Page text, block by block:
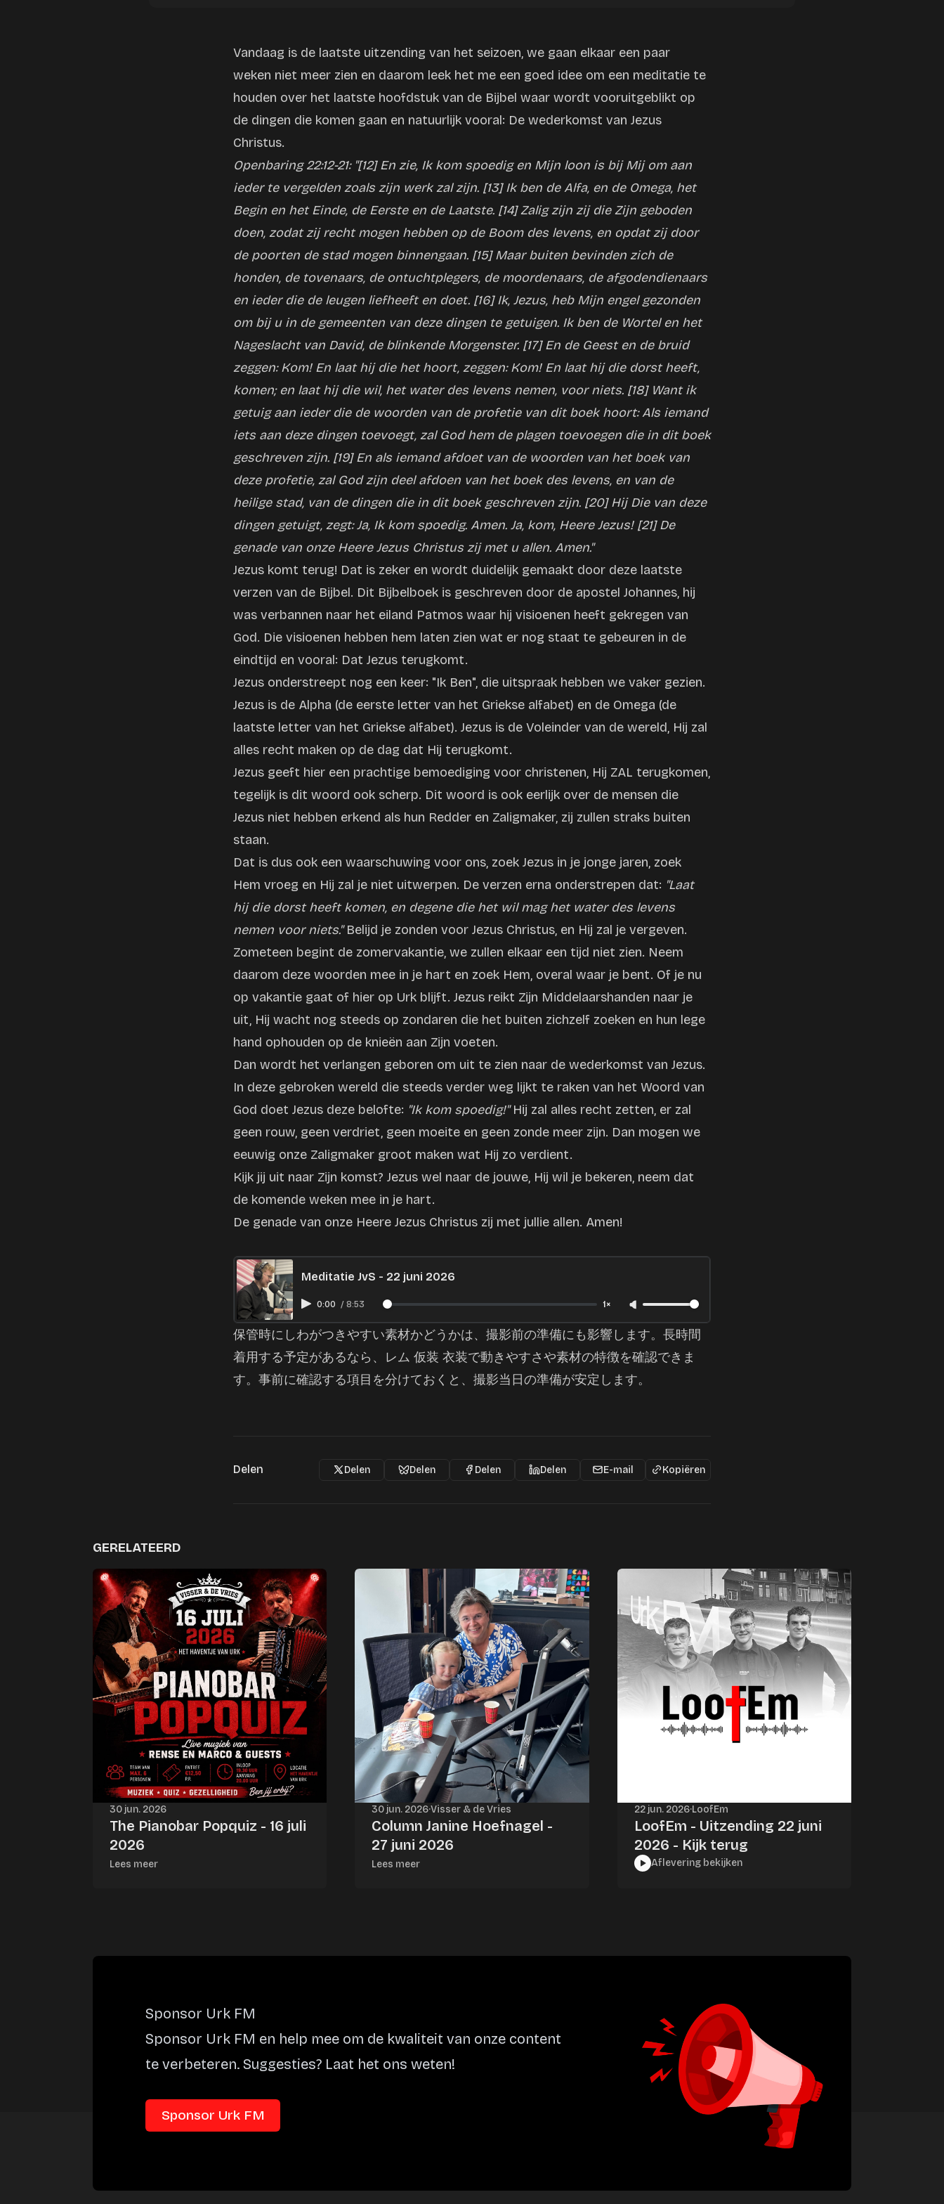
Vandaag is de laatste uitzending van het seizoen, we gaan elkaar een paar
weken niet meer zien en daarom leek het me een goed idee om een meditatie te
houden over het laatste hoofdstuk van de Bijbel waar wordt vooruitgeblikt op
de dingen die komen gaan en natuurlijk vooral: De wederkomst van Jezus
Christus.
Openbaring 22:12-21: "[12] En zie, Ik kom spoedig en Mijn loon is bij Mij om aan
ieder te vergelden zoals zijn werk zal zijn. [13] Ik ben de Alfa, en de Omega, het
Begin en het Einde, de Eerste en de Laatste. [14] Zalig zijn zij die Zijn geboden
doen, zodat zij recht mogen hebben op de Boom des levens, en opdat zij door
de poorten de stad mogen binnengaan. [15] Maar buiten bevinden zich de
honden, de tovenaars, de ontuchtplegers, de moordenaars, de afgodendienaars
en ieder die de leugen liefheeft en doet. [16] Ik, Jezus, heb Mijn engel gezonden
om bij u in de gemeenten van deze dingen te getuigen. Ik ben de Wortel en het
Nageslacht van David, de blinkende Morgenster. [17] En de Geest en de bruid
zeggen: Kom! En laat hij die het hoort, zeggen: Kom! En laat hij die dorst heeft,
komen; en laat hij die wil, het water des levens nemen, voor niets. [18] Want ik
getuig aan ieder die de woorden van de profetie van dit boek hoort: Als iemand
iets aan deze dingen toevoegt, zal God hem de plagen toevoegen die in dit boek
geschreven zijn. [19] En als iemand afdoet van de woorden van het boek van
deze profetie, zal God zijn deel afdoen van het boek des levens, en van de
heilige stad, van de dingen die in dit boek geschreven zijn. [20] Hij Die van deze
dingen getuigt, zegt: Ja, Ik kom spoedig. Amen. Ja, kom, Heere Jezus! [21] De
genade van onze Heere Jezus Christus zij met u allen. Amen."
Jezus komt terug! Dat is zeker en wordt duidelijk gemaakt door deze laatste
verzen van de Bijbel. Dit Bijbelboek is geschreven door de apostel Johannes, hij
was verbannen naar het eiland Patmos waar hij visioenen heeft gekregen van
God. Die visioenen hebben hem laten zien wat er nog staat te gebeuren in de
eindtijd en vooral: Dat Jezus terugkomt.
Jezus onderstreept nog een keer: "Ik Ben", die uitspraak hebben we vaker gezien.
Jezus is de Alpha (de eerste letter van het Griekse alfabet) en de Omega (de
laatste letter van het Griekse alfabet). Jezus is de Voleinder van de wereld, Hij zal
alles recht maken op de dag dat Hij terugkomt.
Jezus geeft hier een prachtige bemoediging voor christenen, Hij ZAL terugkomen,
tegelijk is dit woord ook scherp. Dit woord is ook eerlijk over de mensen die
Jezus niet hebben erkend als hun Redder en Zaligmaker, zij zullen straks buiten
staan.
Dat is dus ook een waarschuwing voor ons, zoek Jezus in je jonge jaren, zoek
Hem vroeg en Hij zal je niet uitwerpen. De verzen erna onderstrepen dat: "Laat
hij die dorst heeft komen, en degene die het wil mag het water des levens
nemen voor niets."Belijd je zonden voor Jezus Christus, en Hij zal je vergeven.
Zometeen begint de zomervakantie, we zullen elkaar een tijd niet zien. Neem
daarom deze woorden mee in je hart en zoek Hem, overal waar je bent. Of je nu
op vakantie gaat of hier op Urk blijft. Jezus reikt Zijn Middelaarshanden naar je
uit, Hij wacht nog steeds op zondaren die het buiten zichzelf zoeken en hun lege
hand ophouden op de knieën aan Zijn voeten.
Dan wordt het verlangen geboren om uit te zien naar de wederkomst van Jezus.
In deze gebroken wereld die steeds verder weg lijkt te raken van het Woord van
God doet Jezus deze belofte: "Ik kom spoedig!"Hij zal alles recht zetten, er zal
geen rouw, geen verdriet, geen moeite en geen zonde meer zijn. Dan mogen we
eeuwig onze Zaligmaker groot maken wat Hij zo verdient.
Kijk jij uit naar Zijn komst? Jezus wel naar de jouwe, Hij wil je bekeren, neem dat
de komende weken mee in je hart.
De genade van onze Heere Jezus Christus zij met jullie allen. Amen!
Meditatie JvS - 22 juni 2026
0:00 / 8:53 1×
保管時にしわがつきやすい素材かどうかは、撮影前の準備にも影響します。長時間
着用する予定があるなら、 レム 仮装 衣装で動きやすさや素材の特徴を確認できま
す。事前に確認する項目を分けておくと、撮影当日の準備が安定します。
Delen Delen Delen Delen Delen E-mail Kopiëren
GERELATEERD
30 jun. 2026
The Pianobar Popquiz - 16 juli
2026
Lees meer
30 jun. 2026·Visser & de Vries
Column Janine Hoefnagel -
27 juni 2026
Lees meer
22 jun. 2026·LoofEm
LoofEm - Uitzending 22 juni
2026 - Kijk terug
Aflevering bekijken
Sponsor Urk FM
Sponsor Urk FM en help mee om de kwaliteit van onze content
te verbeteren. Suggesties? Laat het ons weten!
Sponsor Urk FM